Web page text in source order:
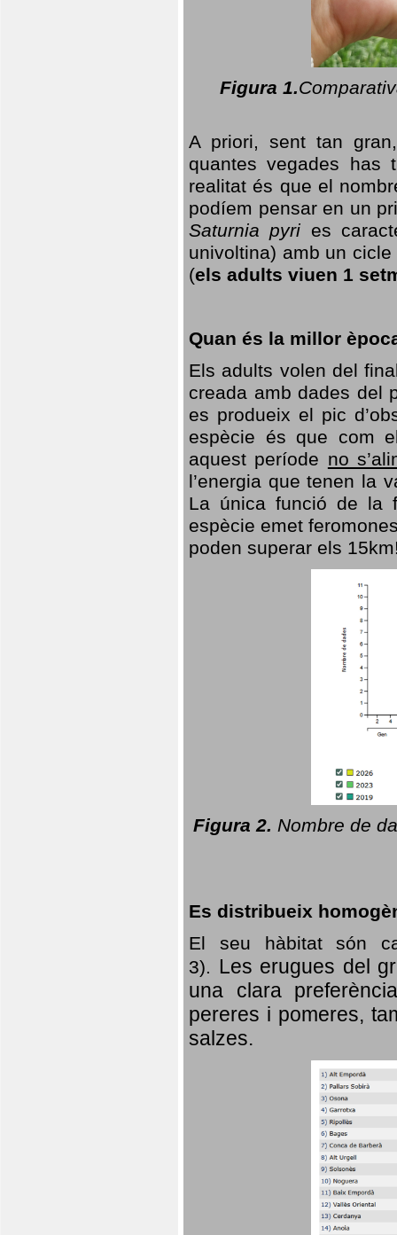
Figura 1.
A priori, sent tan
quantes vegades has
realitat és que el
podíem pensar en un
Saturnia pyri es
univoltina) amb un
(els adults viuen 1
Quan és la millor
Els adults volen del
creada amb dades del
es produeix el pic
espècie és que com
aquest període no
l’energia que tenen la
La única funció de la
espècie emet
poden superar els
Figura 2. Nombre de
Es distribueix
El seu hàbitat són
3). Les erugues del
una clara
pereres i pomeres,
salzes.